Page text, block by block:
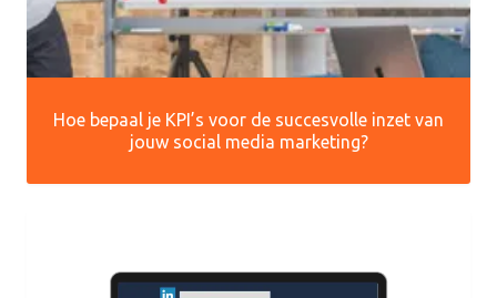
Hoe bepaal je KPI’s voor de succesvolle inzet van
jouw social media marketing?